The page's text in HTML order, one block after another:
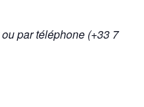
ou par téléphone (+33 7